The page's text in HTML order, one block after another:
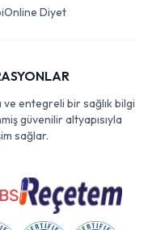
Online Diyet
ve entegreli bir sağlık bilgi
güvenilir altyapısıyla
sağlar.